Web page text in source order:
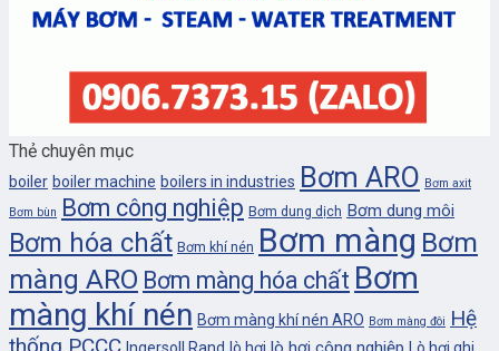
Thẻ chuyên mục
boiler boiler machine boilers in industries Bơm ARO Bơm axit
Bơm bùn
Bơm công nghiệp Bơm dung dịch Bơm dung môi
Bơm hóa chất Bơm khí nén Bơm màng Bơm
màng ARO Bơm màng hóa chất Bơm
màng khí nén Bơm màng khí nén ARO Bơm màng đôi Hệ